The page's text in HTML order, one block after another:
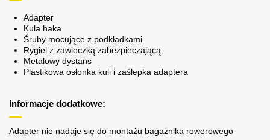
Adapter
Kula haka
Śruby mocujące z podkładkami
Rygiel z zawleczką zabezpieczającą
Metalowy dystans
Plastikowa osłonka kuli i zaślepka adaptera
Informacje dodatkowe:
Adapter nie nadaje się do montażu bagażnika rowerowego